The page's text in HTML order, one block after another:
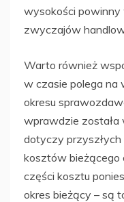
wysokości powinny
zwyczajów
Warto również
w czasie polega na
okresu
wprawdzie została
dotyczy przyszłych
kosztów bieżącego
części kosztu
okres bieżący – są